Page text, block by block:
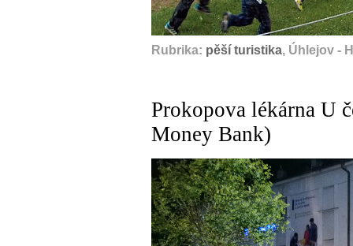
Rubrika: pěší turistika, Úhlejov -
Prokopova lékárna U
Money Bank)